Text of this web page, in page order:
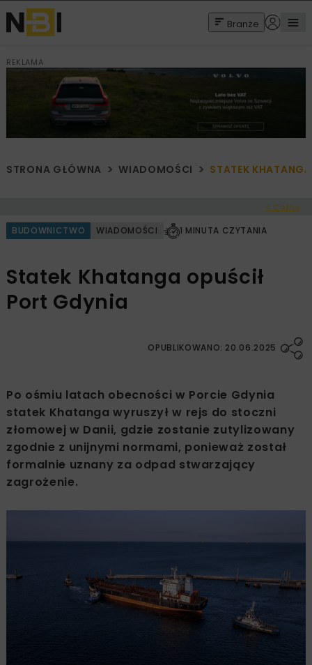
Branże
REKLAMA
STRONA GŁÓWNA WIADOMOŚCI STATEK
< Cofnij
BUDOWNICTWO WIADOMOŚCI 1 MINUTA CZYTANIA
Statek Khatanga opuścił
Port Gdynia
OPUBLIKOWANO: 20.06.2025
Po ośmiu latach obecności w Porcie Gdynia
statek Khatanga wyruszył w rejs do stoczni
złomowej w Danii, gdzie zostanie zutylizowany
zgodnie z unijnymi normami, ponieważ został
formalnie uznany za odpad stwarzający
zagrożenie.